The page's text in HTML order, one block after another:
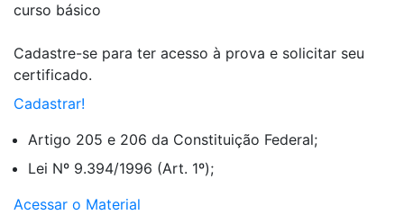
curso básico
Cadastre-se para ter acesso à prova e solicitar seu
certificado.
Cadastrar!
Artigo 205 e 206 da Constituição Federal;
Lei Nº 9.394/1996 (Art. 1º);
Acessar o Material